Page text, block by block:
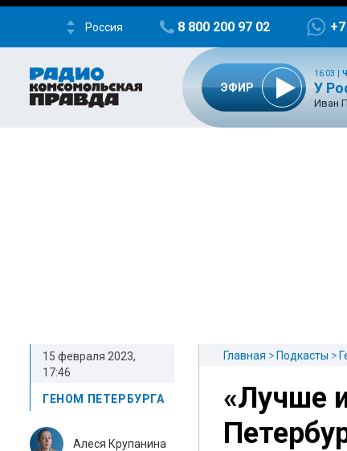
Россия 8 800 200 97 02
ЭФИР
16:03
У
Иван
Главная Подкасты
«Лучше
15 февраля 2023,
17:46
ГЕНОМ ПЕТЕРБУРГА
Алеся Крупанина